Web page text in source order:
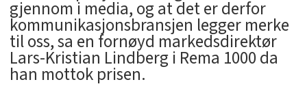
gjennom i media, og at det er derfor
kommunikasjonsbransjen legger merke
til oss, sa en fornøyd markedsdirektør
Lars-Kristian Lindberg i Rema 1000 da
han mottok prisen.